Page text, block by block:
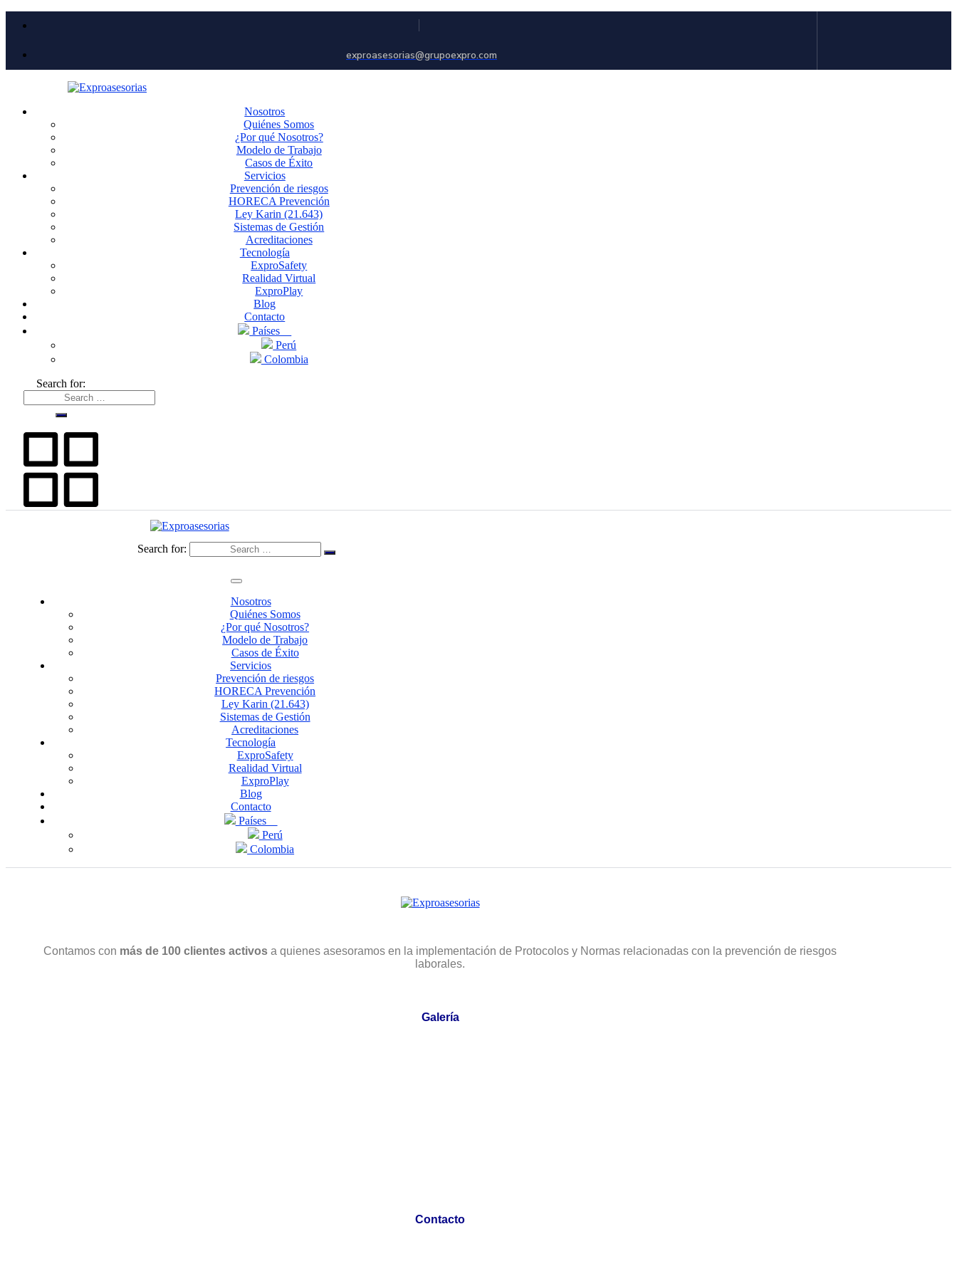
exproasesorias@grupoexpro.com
Nosotros
Quiénes Somos
¿Por qué Nosotros?
Modelo de Trabajo
Casos de Éxito
Servicios
Prevención de riesgos
HORECA Prevención
Ley Karin (21.643)
Sistemas de Gestión
Acreditaciones
Tecnología
ExproSafety
Realidad Virtual
ExproPlay
Blog
Contacto
Países
Perú
Colombia
Search for:
Search for:
Nosotros
Quiénes Somos
¿Por qué Nosotros?
Modelo de Trabajo
Casos de Éxito
Servicios
Prevención de riesgos
HORECA Prevención
Ley Karin (21.643)
Sistemas de Gestión
Acreditaciones
Tecnología
ExproSafety
Realidad Virtual
ExproPlay
Blog
Contacto
Países
Perú
Colombia
Contamos con más de 100 clientes activos a quienes asesoramos en la implementación de Protocolos y Normas relacionadas con la prevención de riesgos
laborales.
Galería
Contacto